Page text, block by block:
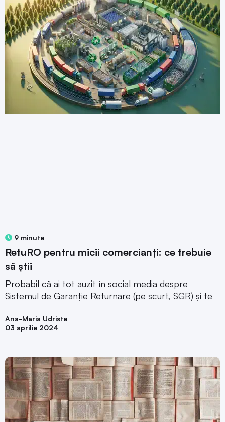
9 minute
RetuRO pentru micii comercianți: ce trebuie
să știi
Probabil că ai tot auzit în social media despre
Sistemul de Garanție Returnare (pe scurt, SGR) și te
Ana-Maria Udriste
03 aprilie 2024